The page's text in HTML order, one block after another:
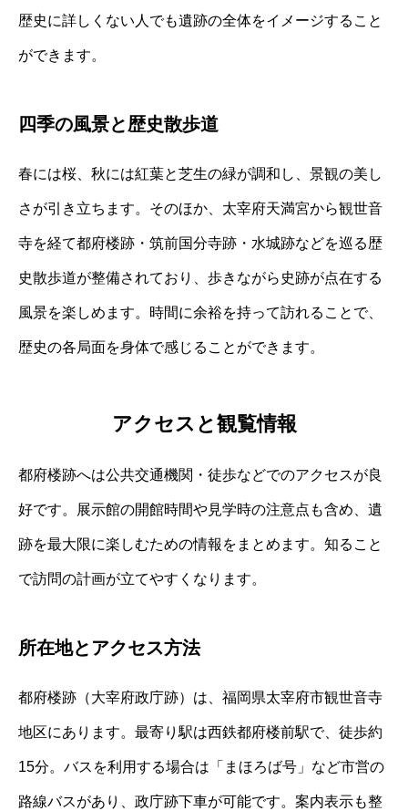
歴史に詳しくない人でも遺跡の全体をイメージすること
ができます。
四季の風景と歴史散歩道
春には桜、秋には紅葉と芝生の緑が調和し、景観の美し
さが引き立ちます。そのほか、太宰府天満宮から観世音
寺を経て都府楼跡・筑前国分寺跡・水城跡などを巡る歴
史散歩道が整備されており、歩きながら史跡が点在する
風景を楽しめます。時間に余裕を持って訪れることで、
歴史の各局面を身体で感じることができます。
アクセスと観覧情報
都府楼跡へは公共交通機関・徒歩などでのアクセスが良
好です。展示館の開館時間や見学時の注意点も含め、遺
跡を最大限に楽しむための情報をまとめます。知ること
で訪問の計画が立てやすくなります。
所在地とアクセス方法
都府楼跡（大宰府政庁跡）は、福岡県太宰府市観世音寺
地区にあります。最寄り駅は西鉄都府楼前駅で、徒歩約
15分。バスを利用する場合は「まほろば号」など市営の
路線バスがあり、政庁跡下車が可能です。案内表示も整